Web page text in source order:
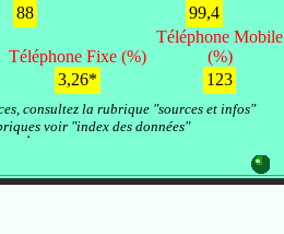
88 99,4
Téléphone Fixe (%)
Téléphone Mobile
(%)
3,26* 123
consultez la rubrique "sources et infos"
voir "index des données"